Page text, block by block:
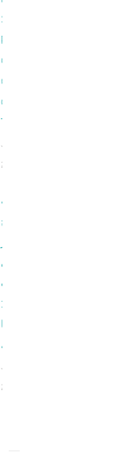
Sitesi
Pinco
Giriş
Online
Casino
Türkiye
July 30,
2025
كيفية
ربح
في
ألعاب
1xbet
مجانا
بسهولة
July 30,
2025